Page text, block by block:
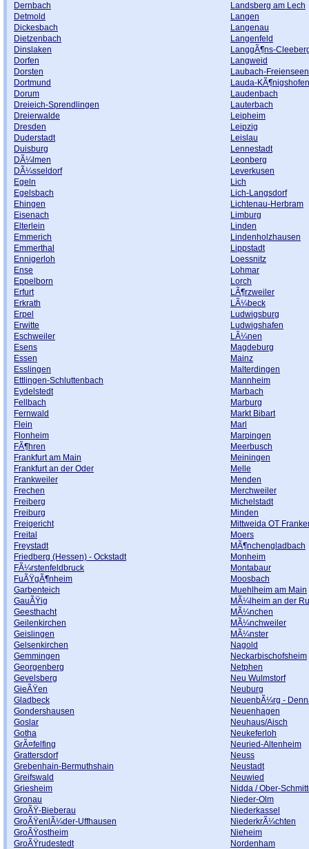
Dernbach
Landsberg am Lech
Detmold
Langen
Dickesbach
Langenau
Dietzenbach
Langenfeld
Dinslaken
LanggÃ¶ns-
Dorfen
Langweid
Dorsten
Laubach-Freienseen
Dortmund
Lauda-
Dorum
Laudenbach
Dreieich-Sprendlingen
Lauterbach
Dreierwalde
Leipheim
Dresden
Leipzig
Duderstadt
Leislau
Duisburg
Lennestadt
DÃ¼lmen
Leonberg
DÃ¼sseldorf
Leverkusen
Egeln
Lich
Egelsbach
Lich-Langsdorf
Ehingen
Lichtenau-Herbram
Eisenach
Limburg
Elterlein
Linden
Emmerich
Lindenholzhausen
Emmerthal
Lippstadt
Ennigerloh
Loessnitz
Ense
Lohmar
Eppelborn
Lorch
Erfurt
LÃ¶rzweiler
Erkrath
LÃ¼beck
Erpel
Ludwigsburg
Erwitte
Ludwigshafen
Eschweiler
LÃ¼nen
Esens
Magdeburg
Essen
Mainz
Esslingen
Malterdingen
Ettlingen-Schluttenbach
Mannheim
Eydelstedt
Marbach
Fellbach
Marburg
Fernwald
Markt Bibart
Flein
Marl
Flonheim
Marpingen
FÃ¶hren
Meerbusch
Frankfurt am Main
Meiningen
Frankfurt an der Oder
Melle
Frankweiler
Menden
Frechen
Merchweiler
Freiberg
Michelstadt
Freiburg
Minden
Freigericht
Mittweida OT
Freital
Moers
Freystadt
MÃ¶nchengladbach
Friedberg (Hessen) - Ockstadt
Monheim
FÃ¼rstenfeldbruck
Montabaur
FuÃŸgÃ¶nheim
Moosbach
Garbenteich
Muehlheim am Main
GauÃŸig
MÃ¼lheim an der
Geesthacht
MÃ¼nchen
Geilenkirchen
MÃ¼nchweiler
Geislingen
MÃ¼nster
Gelsenkirchen
Nagold
Gemmingen
Neckarbischofsheim
Georgenberg
Netphen
Gevelsberg
Neu Wulmstorf
GieÃŸen
Neuburg
Gladbeck
NeuenbÃ¼rg -
Gondershausen
Neuenhagen
Goslar
Neuhaus/Aisch
Gotha
Neukeferloh
GrÃ¤felfing
Neuried-Altenheim
Grattersdorf
Neuss
Grebenhain-Bermuthshain
Neustadt
Greifswald
Neuwied
Griesheim
Nidda / Ober-
Gronau
Nieder-Olm
GroÃŸ-Bieberau
Niederkassel
GroÃŸenlÃ¼der-Uffhausen
NiederkrÃ¼chten
GroÃŸostheim
Nieheim
GroÃŸrudestedt
Nordenham